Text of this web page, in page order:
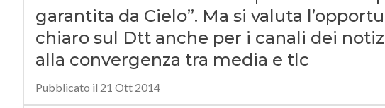
garantita da Cielo”. Ma si valuta
chiaro sul Dtt anche per i canali dei
alla convergenza tra media e tlc
Pubblicato il 21 Ott 2014